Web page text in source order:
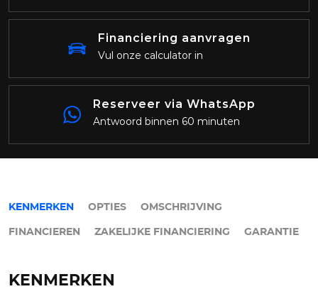
Financiering aanvragen
Vul onze calculator in
Reserveer via WhatsApp
Antwoord binnen 60 minuten
KENMERKEN OPTIES OMSCHRIJVING
FINANCIEREN ZAKELIJKE FINANCIERING GARANTIE
KENMERKEN